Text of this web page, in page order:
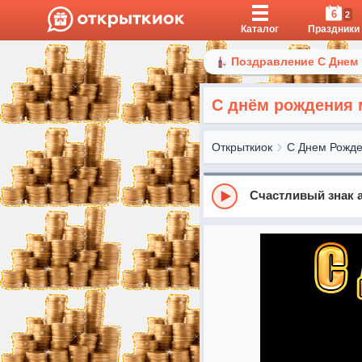
Каталог
6 2
Праздники
Поздравление С
С днём рождения
Открыткиок С Днем
Счастливый знак